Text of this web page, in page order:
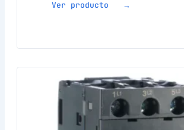
Ver producto →